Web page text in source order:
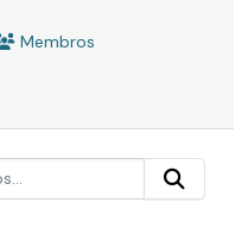
Membros